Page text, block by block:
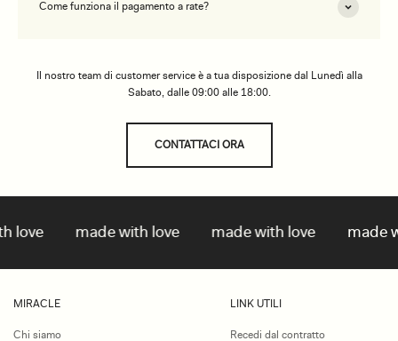
Come funziona il pagamento a rate?
Il nostro team di customer service è a tua disposizione dal Lunedì alla
Sabato, dalle 09:00 alle 18:00.
CONTATTACI ORA
made with love made with love made
MIRACLE
Chi siamo
LINK UTILI
Recedi dal contratto